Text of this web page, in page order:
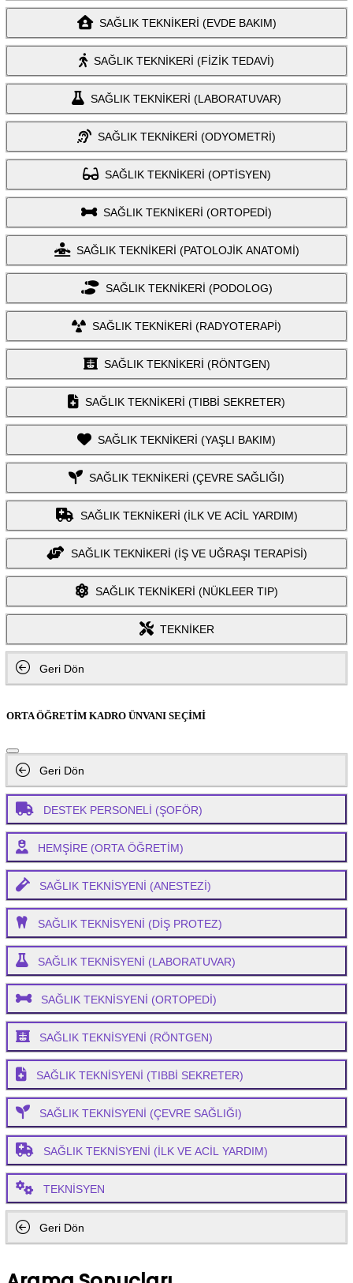
SAĞLIK TEKNİKERİ (EVDE BAKIM)
SAĞLIK TEKNİKERİ (FİZİK TEDAVİ)
SAĞLIK TEKNİKERİ (LABORATUVAR)
SAĞLIK TEKNİKERİ (ODYOMETRİ)
SAĞLIK TEKNİKERİ (OPTİSYEN)
SAĞLIK TEKNİKERİ (ORTOPEDİ)
SAĞLIK TEKNİKERİ (PATOLOJİK ANATOMİ)
SAĞLIK TEKNİKERİ (PODOLOG)
SAĞLIK TEKNİKERİ (RADYOTERAPİ)
SAĞLIK TEKNİKERİ (RÖNTGEN)
SAĞLIK TEKNİKERİ (TIBBİ SEKRETER)
SAĞLIK TEKNİKERİ (YAŞLI BAKIM)
SAĞLIK TEKNİKERİ (ÇEVRE SAĞLIĞI)
SAĞLIK TEKNİKERİ (İLK VE ACİL YARDIM)
SAĞLIK TEKNİKERİ (İŞ VE UĞRAŞI TERAPİSİ)
SAĞLIK TEKNİKERİ (NÜKLEER TIP)
TEKNİKER
Geri Dön
ORTA ÖĞRETİM KADRO ÜNVANI SEÇİMİ
Geri Dön
DESTEK PERSONELİ (ŞOFÖR)
HEMŞİRE (ORTA ÖĞRETİM)
SAĞLIK TEKNİSYENİ (ANESTEZİ)
SAĞLIK TEKNİSYENİ (DİŞ PROTEZ)
SAĞLIK TEKNİSYENİ (LABORATUVAR)
SAĞLIK TEKNİSYENİ (ORTOPEDİ)
SAĞLIK TEKNİSYENİ (RÖNTGEN)
SAĞLIK TEKNİSYENİ (TIBBİ SEKRETER)
SAĞLIK TEKNİSYENİ (ÇEVRE SAĞLIĞI)
SAĞLIK TEKNİSYENİ (İLK VE ACİL YARDIM)
TEKNİSYEN
Geri Dön